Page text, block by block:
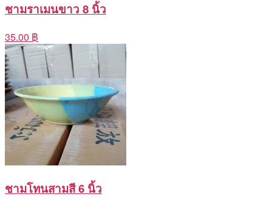
ชามราเมนขาว 8 นิ้ว
35.00 ฿
ชามโทนสามสี 6 นิ้ว